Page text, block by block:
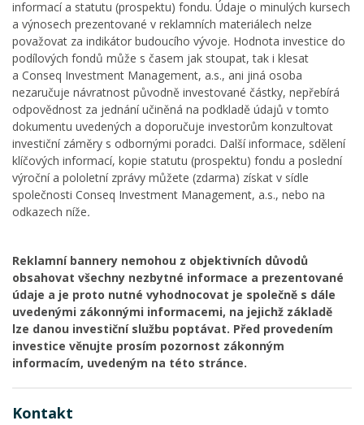
informací a statutu (prospektu) fondu. Údaje o minulých kursech
a výnosech prezentované v reklamních materiálech nelze
považovat za indikátor budoucího vývoje. Hodnota investice do
podílových fondů může s časem jak stoupat, tak i klesat
a Conseq Investment Management, a.s., ani jiná osoba
nezaručuje návratnost původně investované částky, nepřebírá
odpovědnost za jednání učiněná na podkladě údajů v tomto
dokumentu uvedených a doporučuje investorům konzultovat
investiční záměry s odbornými poradci. Další informace, sdělení
klíčových informací, kopie statutu (prospektu) fondu a poslední
výroční a pololetní zprávy můžete (zdarma) získat v sídle
společnosti Conseq Investment Management, a.s., nebo na
odkazech níže.
Reklamní bannery nemohou z objektivních důvodů
obsahovat všechny nezbytné informace a prezentované
údaje a je proto nutné vyhodnocovat je společně s dále
uvedenými zákonnými informacemi, na jejichž základě
lze danou investiční službu poptávat. Před provedením
investice věnujte prosím pozornost zákonným
informacím, uvedeným na této stránce.
Kontakt